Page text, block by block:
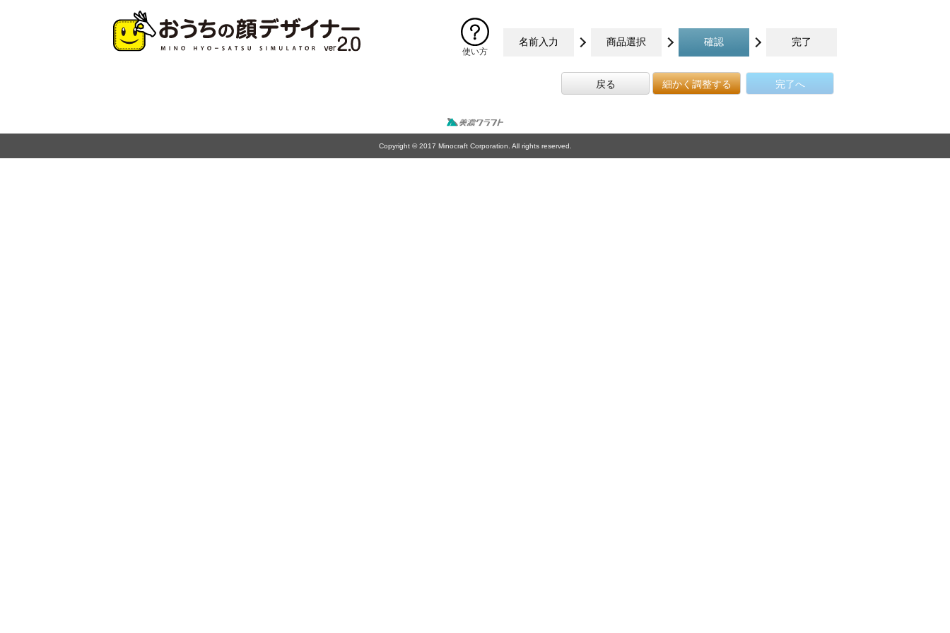
使い方
名前入力 商品選択 確認 完了
細かく調整する
戻る 完了へ
Copyright © 2017 Minocraft Corporation. All rights reserved.